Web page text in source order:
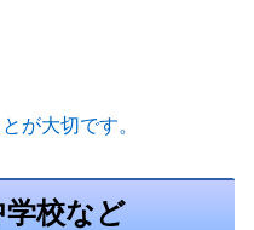
が大切です。
学校など